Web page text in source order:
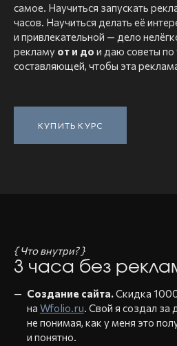
самое. Научиться запускать
часов. Научиться делать её
и привлекательной — дело
рекламу от и до и даю советы
составляющей, чтобы эта
КУПИТЬ КУРС
{ Что внутри? }
3 часа без
Создание сайта.Скидка
на Wfolio.ru. Свой я создал за
не понимая, как у меня это
и понятно.